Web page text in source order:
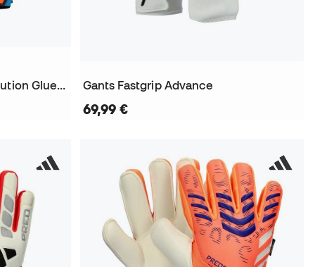
Gants Attrakt Advance Evolution Glueprint Gants Fastgrip Advance
69,99 €